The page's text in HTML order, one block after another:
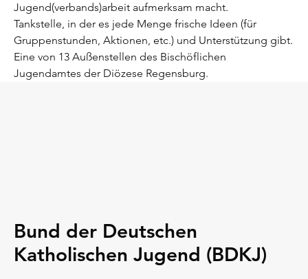
Jugend(verbands)arbeit aufmerksam macht.
Tankstelle, in der es jede Menge frische Ideen (für
Gruppenstunden, Aktionen, etc.) und Unterstützung gibt.
Eine von 13 Außenstellen des Bischöflichen
Jugendamtes der Diözese Regensburg.
Bund der Deutschen
Katholischen Jugend (BDKJ)